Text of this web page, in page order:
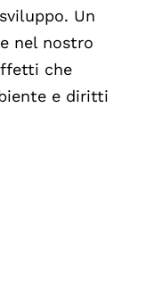
Un
nel nostro
che
e diritti